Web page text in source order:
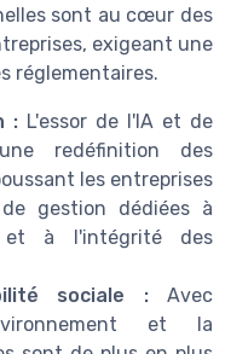
sont au cœur des
exigeant une
réglementaires.
: L'essor de l'IA et de
redéfinition des
les entreprises
gestion dédiées à
et à l'intégrité des
sociale :Avec
et la